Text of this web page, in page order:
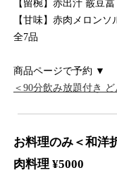
【留椀】赤出汁 霰豆
【甘味】赤肉メロンソ
全7品
商品ページで予約 ▼
＜90分飲み放題付き
お料理のみ＜和洋
肉料理 ¥5000